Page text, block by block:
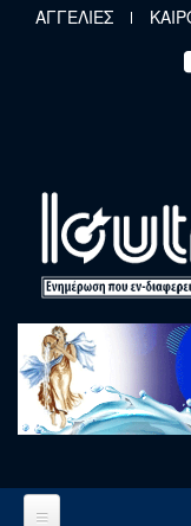
Παράκαμψη προς το
ΑΓΓΕΛΙΕΣ